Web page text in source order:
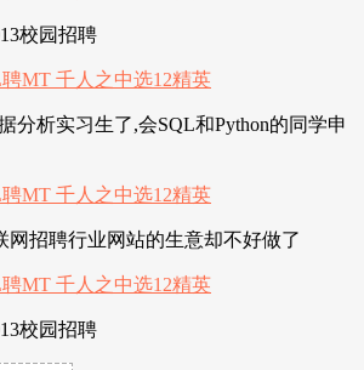
校园招聘
分析实习生了,会SQL和Python的同学申
网招聘行业网站的生意却不好做了
校园招聘